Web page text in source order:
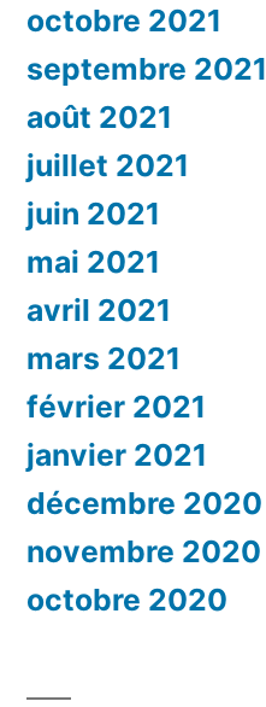
octobre 2021
septembre 2021
août 2021
juillet 2021
juin 2021
mai 2021
avril 2021
mars 2021
février 2021
janvier 2021
décembre 2020
novembre 2020
octobre 2020